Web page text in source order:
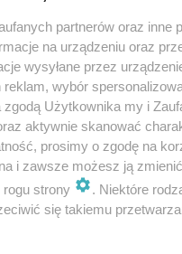
kobiety czy
partnerów oraz
na urządzeniu oraz
wysyłane przez
wybór
zgodą Użytkownika my i
aktywnie skanować
prosimy o zgodę na
i zawsze możesz ją
strony
. Niektóre
się takiemu